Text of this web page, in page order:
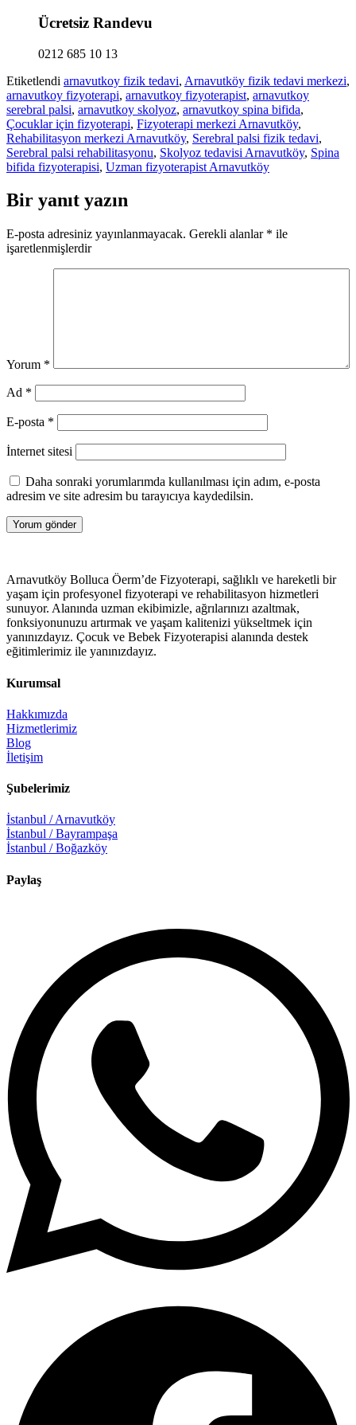
Ücretsiz Randevu
0212 685 10 13
Etiketlendi arnavutkoy fizik tedavi, Arnavutköy fizik tedavi merkezi,
arnavutkoy fizyoterapi, arnavutkoy fizyoterapist, arnavutkoy
serebral palsi, arnavutkoy skolyoz, arnavutkoy spina bifida,
Çocuklar için fizyoterapi, Fizyoterapi merkezi Arnavutköy,
Rehabilitasyon merkezi Arnavutköy, Serebral palsi fizik tedavi,
Serebral palsi rehabilitasyonu, Skolyoz tedavisi Arnavutköy, Spina
bifida fizyoterapisi, Uzman fizyoterapist Arnavutköy
Bir yanıt yazın
E-posta adresiniz yayınlanmayacak. Gerekli alanlar * ile
işaretlenmişlerdir
Yorum *
Ad *
E-posta *
İnternet sitesi
Daha sonraki yorumlarımda kullanılması için adım, e-posta
adresim ve site adresim bu tarayıcıya kaydedilsin.
Arnavutköy Bolluca Öerm’de Fizyoterapi, sağlıklı ve hareketli bir
yaşam için profesyonel fizyoterapi ve rehabilitasyon hizmetleri
sunuyor. Alanında uzman ekibimizle, ağrılarınızı azaltmak,
fonksiyonunuzu artırmak ve yaşam kalitenizi yükseltmek için
yanınızdayız. Çocuk ve Bebek Fizyoterapisi alanında destek
eğitimlerimiz ile yanınızdayız.
Kurumsal
Hakkımızda
Hizmetlerimiz
Blog
İletişim
Şubelerimiz
İstanbul / Arnavutköy
İstanbul / Bayrampaşa
İstanbul / Boğazköy
Paylaş